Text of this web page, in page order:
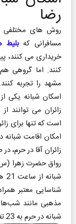
رضا
روش های مختلفی
مسافرانی که
خریداری می کنند،
کنند. اما گروهی
مشهد را تجربه
اسکان شبانه یکی
زائران می توانند
است که تنها برای
امکان اقامت شبانه
زائران آقا در
رواق حضرت زهرا
شناسایی معتبر
مذهبی مانند
شبانه در حرم به 23 تغییر می‌کند.